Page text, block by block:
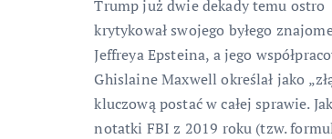
Trump już dwie dekady temu ostro
krytykował swojego byłego
Jeffreya Epsteina, a jego
Ghislaine Maxwell określał jako
kluczową postać w całej sprawie.
notatki FBI z 2019 roku (tzw.